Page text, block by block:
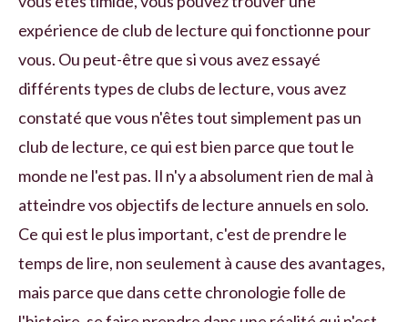
expérience de club de lecture qui fonctionne pour
vous. Ou peut-être que si vous avez essayé
différents types de clubs de lecture, vous avez
constaté que vous n'êtes tout simplement pas un
club de lecture, ce qui est bien parce que tout le
monde ne l'est pas. Il n'y a absolument rien de mal à
atteindre vos objectifs de lecture annuels en solo.
Ce qui est le plus important, c'est de prendre le
temps de lire, non seulement à cause des avantages,
mais parce que dans cette chronologie folle de